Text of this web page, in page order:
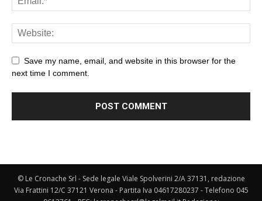
Save my name, email, and website in this browser for the
next time I comment.
© Le Cronache Srl - Sede legale Viale Spolverini 2/A 37131, redazione
Via Frattini 12/C 37121 Verona - Partita Iva 04617280237 - Telefono 045